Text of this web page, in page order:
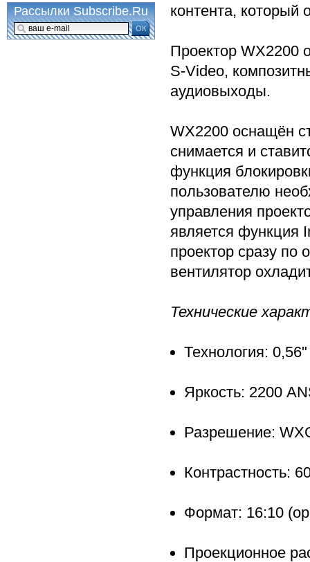
контента, который
Проектор WX2200
S-Video,
аудиовыходы.
WX2200 оснащён
снимается и
функция
пользователю
управления
является функция
проектор сразу по
вентилятор
Технические
Технология:
Яркость: 2200
Разрешение:
Контрастность:
Формат: 16:10
Проекционное
Рассылки Subscribe.Ru
ОК